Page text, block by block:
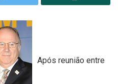
Após reunião entre